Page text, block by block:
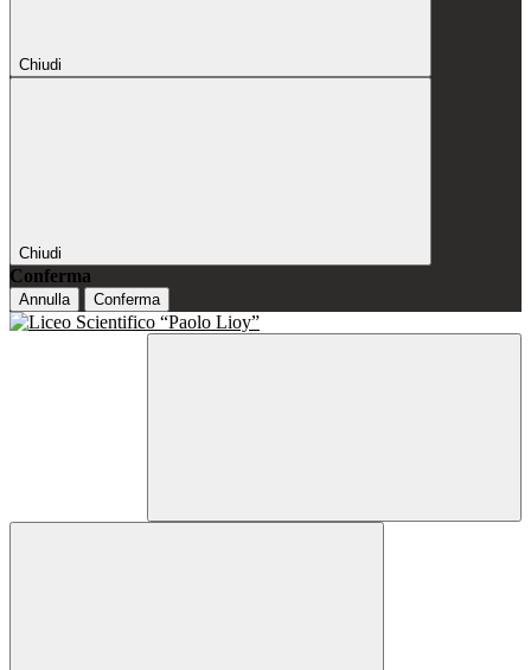
Chiudi
Chiudi
Conferma
Annulla Conferma